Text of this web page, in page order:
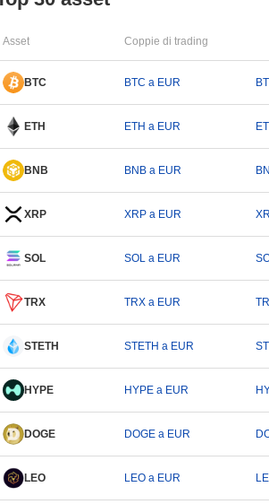
Asset Coppie di trading
BTC BTC a EUR
ETH ETH a EUR
BNB BNB a EUR
XRP XRP a EUR
SOL SOL a EUR
TRX TRX a EUR
STETH STETH a EUR
HYPE HYPE a EUR
DOGE DOGE a EUR
LEO LEO a EUR